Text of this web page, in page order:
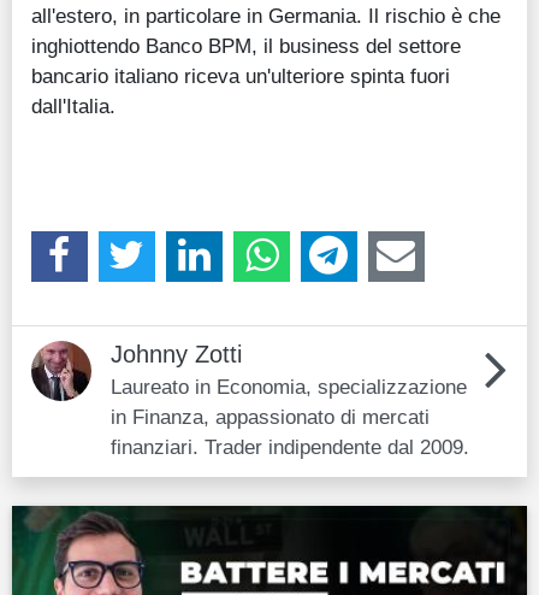
all'estero, in particolare in Germania. Il rischio è che
inghiottendo Banco BPM, il business del settore
bancario italiano riceva un'ulteriore spinta fuori
dall'Italia.
Johnny Zotti
Laureato in Economia, specializzazione
in Finanza, appassionato di mercati
finanziari. Trader indipendente dal 2009.